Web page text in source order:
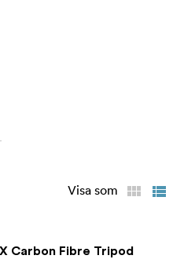
Visa som
Carbon Fibre Tripod